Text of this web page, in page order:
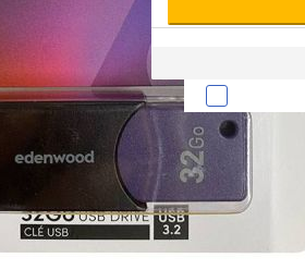
Sobre la
Cuando visitas un
Esta información